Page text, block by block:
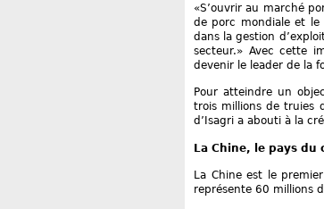
«S’ouvrir au marché
de porc mondiale et le
dans la gestion
secteur.» Avec cette
devenir le leader de la
Pour atteindre un
trois millions de truies
d’Isagri a abouti à la
La Chine, le pays du
La Chine est le
représente 60 millions